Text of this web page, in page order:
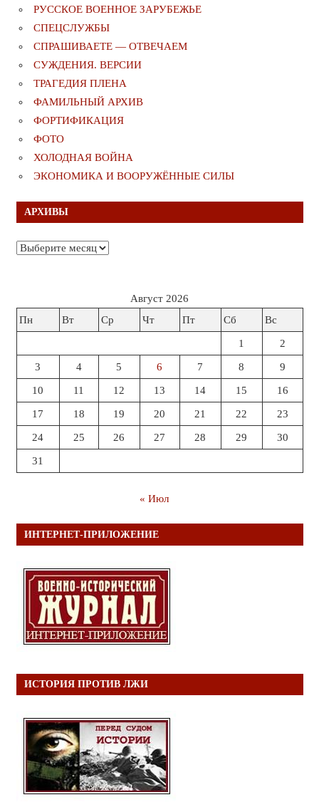
РУССКОЕ ВОЕННОЕ ЗАРУБЕЖЬЕ
СПЕЦСЛУЖБЫ
СПРАШИВАЕТЕ — ОТВЕЧАЕМ
СУЖДЕНИЯ. ВЕРСИИ
ТРАГЕДИЯ ПЛЕНА
ФАМИЛЬНЫЙ АРХИВ
ФОРТИФИКАЦИЯ
ФОТО
ХОЛОДНАЯ ВОЙНА
ЭКОНОМИКА И ВООРУЖЁННЫЕ СИЛЫ
АРХИВЫ
Архивы
Август 2026
Пн
Вт Ср Чт Пт Сб Вс
1 2
3 4 5 6 7 8 9
10 11 12 13 14 15 16
17 18 19 20 21 22 23
24 25 26 27 28 29 30
31
« Июл
ИНТЕРНЕТ-ПРИЛОЖЕНИЕ
ИСТОРИЯ ПРОТИВ ЛЖИ